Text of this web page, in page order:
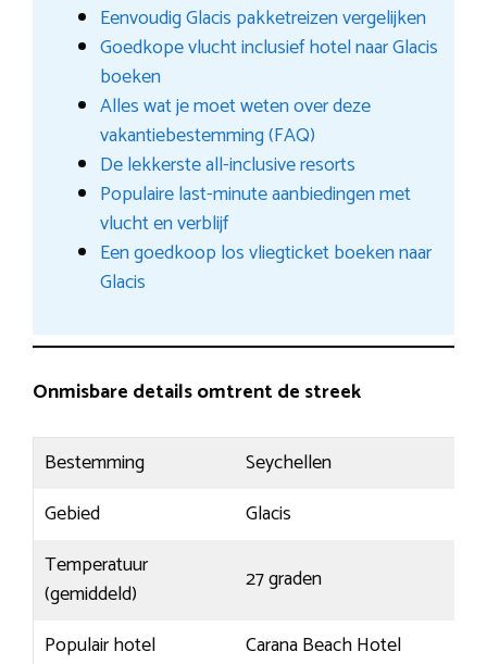
Eenvoudig Glacis pakketreizen vergelijken
Goedkope vlucht inclusief hotel naar Glacis
boeken
Alles wat je moet weten over deze
vakantiebestemming (FAQ)
De lekkerste all-inclusive resorts
Populaire last-minute aanbiedingen met
vlucht en verblijf
Een goedkoop los vliegticket boeken naar
Glacis
Onmisbare details omtrent de streek
Bestemming
Seychellen
Gebied
Glacis
Temperatuur
(gemiddeld)
27 graden
Populair hotel
Carana Beach Hotel